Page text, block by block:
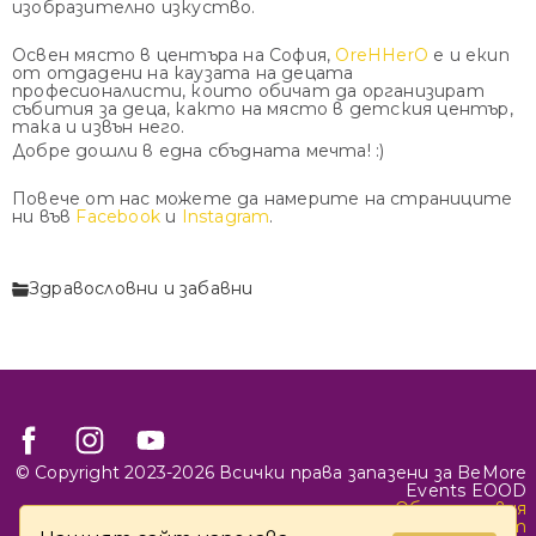
изобразително изкуство.
Освен място в центъра на София, OreHHerO e и екип
от отдадени на каузата на децата
професионалисти, които обичат да организират
събития за деца, както на място в детския център,
така и извън него.
Добре дошли в една сбъдната мечта! :)
Повече от нас можете да намерите на страниците
ни във Facebook и Instagram.
Здравословни и забавни
© Copyright 2023-2026 Всички права запазени за BeMore
Events EOOD
Общи условия
Политика за поверителност